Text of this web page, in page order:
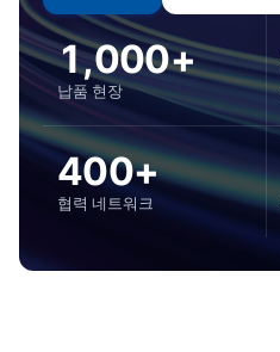
1,000+
납품 현장
400+
협력 네트워크